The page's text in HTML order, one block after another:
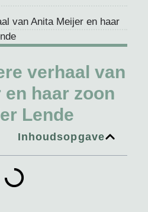
verhaal van
haar zoon
Lende
Inhoudsopgave